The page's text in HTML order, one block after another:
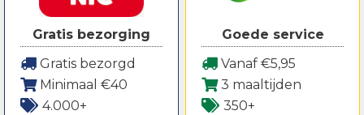
Gratis bezorging
Gratis bezorgd
Minimaal €40
4.000+
Goede service
Vanaf €5,95
3 maaltijden
350+